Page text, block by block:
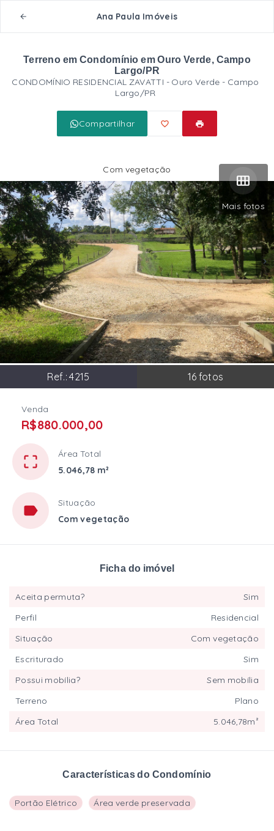
Ana Paula Imóveis
Terreno em Condomínio em Ouro Verde, Campo
Largo/PR
CONDOMÍNIO RESIDENCIAL ZAVATTI - Ouro Verde - Campo
Largo/PR
Compartilhar
Mais fotos
Ref.:4215 16 fotos
Com vegetação
Venda
R$880.000,00
Área Total
5.046,78 m²
Situação
Com vegetação
Características do Condomínio
Portão Elétrico Área verde preservada
Ficha do imóvel
Aceita permuta?
Sim
Perfil
Residencial
Situação
Com vegetação
Escriturado
Sim
Possui mobília?
Sem mobília
Terreno
Plano
Área Total
5.046,78m²